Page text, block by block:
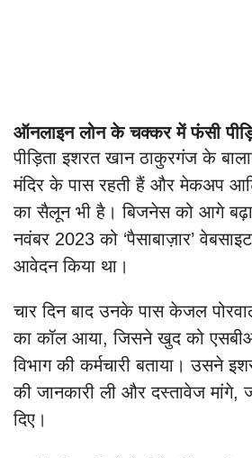
ऑनलाइन लोन के चक्कर में फंसी
पीड़िता इशरत खान ठाकुरगंज के
मंदिर के पास रहती हैं और मेकअप
का सैलून भी है। बिजनेस को आगे
नवंबर 2023 को ‘पैसाबाज़ार’
आवेदन किया था।
चार दिन बाद उनके पास केजल
का कॉल आया, जिसने खुद को
विभाग की कर्मचारी बताया। उसने
की जानकारी ली और दस्तावेज
दिए।